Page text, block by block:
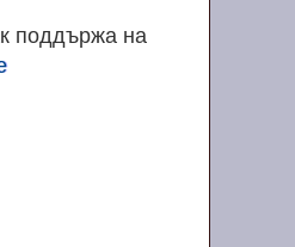
поддържа на